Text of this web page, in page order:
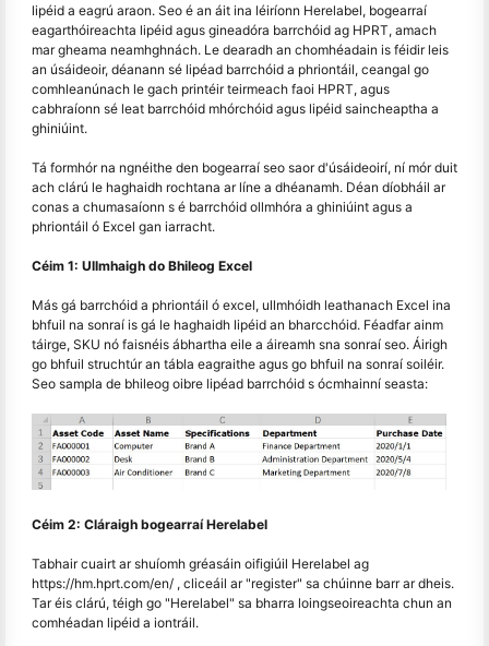
lipéid a eagrú araon. Seo é an áit ina léiríonn Herelabel, bogearraí
eagarthóireachta lipéid agus gineadóra barrchóid ag HPRT, amach
mar gheama neamhghnách. Le dearadh an chomhéadain is féidir leis
an úsáideoir, déanann sé lipéad barrchóid a phriontáil, ceangal go
comhleanúnach le gach printéir teirmeach faoi HPRT, agus
cabhraíonn sé leat barrchóid mhórchóid agus lipéid saincheaptha a
ghiniúint.
Tá formhór na ngnéithe den bogearraí seo saor d'úsáideoirí, ní mór duit
ach clárú le haghaidh rochtana ar líne a dhéanamh. Déan díobháil ar
conas a chumasaíonn s é barrchóid ollmhóra a ghiniúint agus a
phriontáil ó Excel gan iarracht.
Céim 1: Ullmhaigh do Bhileog Excel
Más gá barrchóid a phriontáil ó excel, ullmhóidh leathanach Excel ina
bhfuil na sonraí is gá le haghaidh lipéid an bharcchóid. Féadfar ainm
táirge, SKU nó faisnéis ábhartha eile a áireamh sna sonraí seo. Áirigh
go bhfuil struchtúr an tábla eagraithe agus go bhfuil na sonraí soiléir.
Seo sampla de bhileog oibre lipéad barrchóid s ócmhainní seasta:
Céim 2: Cláraigh bogearraí Herelabel
Tabhair cuairt ar shuíomh gréasáin oifigiúil Herelabel ag
https://hm.hprt.com/en/ , cliceáil ar "register" sa chúinne barr ar dheis.
Tar éis clárú, téigh go "Herelabel" sa bharra loingseoireachta chun an
comhéadan lipéid a iontráil.